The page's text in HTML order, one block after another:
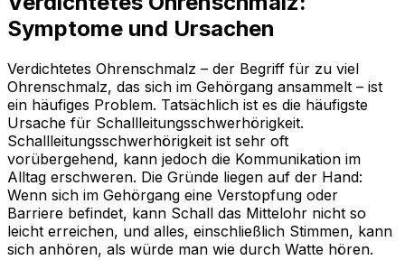
Symptome und Ursachen
Verdichtetes Ohrenschmalz – der Begriff für zu viel
Ohrenschmalz, das sich im Gehörgang ansammelt – ist
ein häufiges Problem. Tatsächlich ist es die häufigste
Ursache für Schallleitungsschwerhörigkeit.
Schallleitungsschwerhörigkeit ist sehr oft
vorübergehend, kann jedoch die Kommunikation im
Alltag erschweren. Die Gründe liegen auf der Hand:
Wenn sich im Gehörgang eine Verstopfung oder
Barriere befindet, kann Schall das Mittelohr nicht so
leicht erreichen, und alles, einschließlich Stimmen, kann
sich anhören, als würde man wie durch Watte hören.